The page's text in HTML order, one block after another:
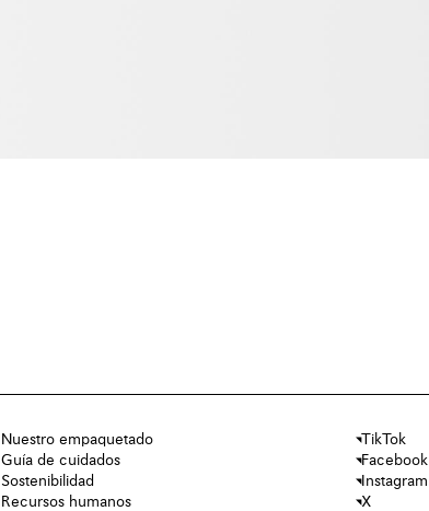
Nuestro empaquetado
Guía de cuidados
Sostenibilidad
Recursos humanos
TikTok
Facebook
Instagram
X